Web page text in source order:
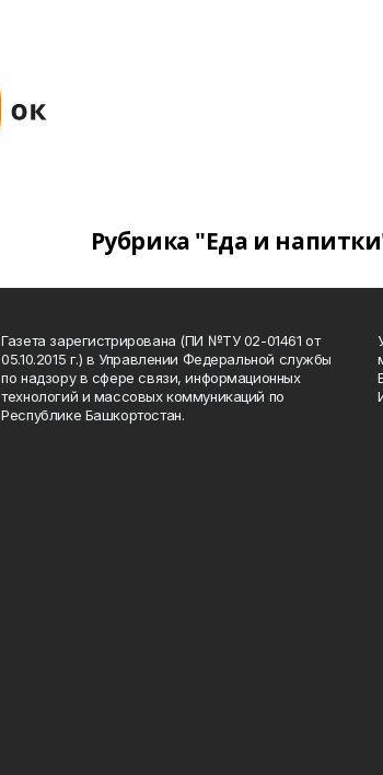
Рубрика "Еда и
Газета зарегистрирована (ПИ №ТУ 02-01461 от
05.10.2015 г.) в Управлении Федеральной службы
по надзору в сфере связи, информационных
технологий и массовых коммуникаций по
Республике Башкортостан.